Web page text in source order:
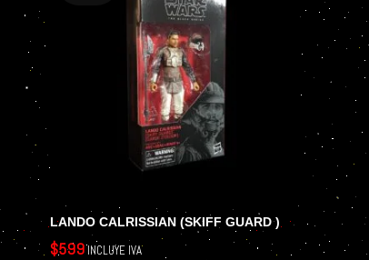
LANDO CALRISSIAN (SKIFF GUARD )
$599INCLUYE IVA 1,099